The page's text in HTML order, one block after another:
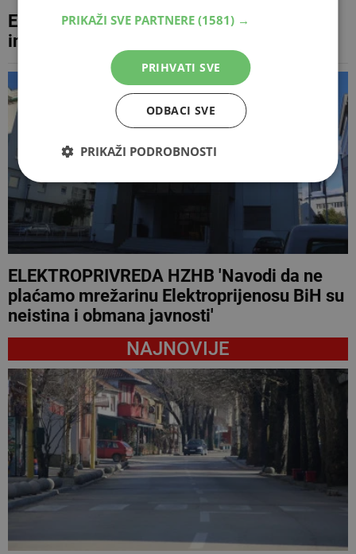
Elektroprijenos BiH u ovoj godini planira
investicije od skoro 600 milijuna KM
ELEKTROPRIVREDA HZHB 'Navodi da ne
plaćamo mrežarinu Elektroprijenosu BiH su
neistina i obmana javnosti'
NAJNOVIJE
PRIKAŽI SVE PARTNERE (1581) →
PRIHVATI SVE
ODBACI SVE
PRIKAŽI PODROBNOSTI